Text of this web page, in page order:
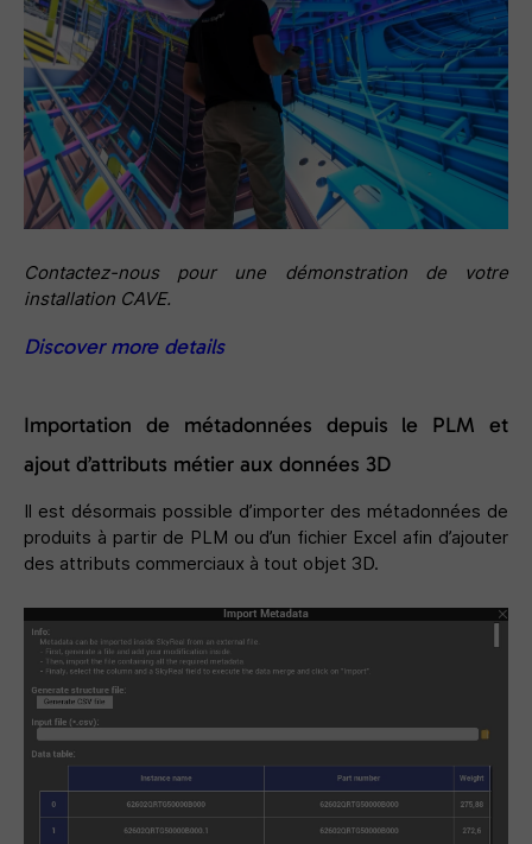
Contactez-nous pour une démonstration de votre
installation CAVE.
Discover more details
Importation de métadonnées depuis le PLM et
ajout d’attributs métier aux données 3D
Il est désormais possible d’importer des métadonnées de
produits à partir de PLM ou d’un fichier Excel afin d’ajouter
des attributs commerciaux à tout objet 3D.